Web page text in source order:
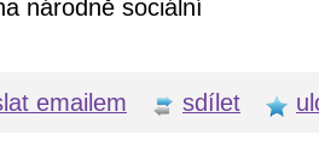
národně sociální
emailem sdílet